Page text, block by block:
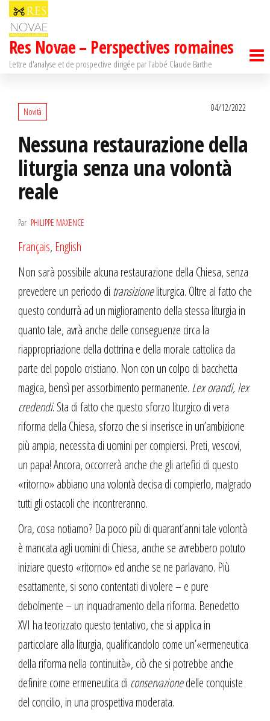
Passer
contenu
Res Novae – Perspectives romaines
Lettre d'analyse et de prospective dirigée par l'abbé Claude Barthe
Novità 04/12/2022
Nessuna restaurazione della
liturgia senza una volontà
reale
Par PHILIPPE MAXENCE
Français, English
Non sarà possibile alcuna restaurazione della Chiesa, senza
prevedere un periodo di transizioneliturgica. Oltre al fatto che
questo condurrà ad un miglioramento della stessa liturgia in
quanto tale, avrà anche delle conseguenze circa la
riappropriazione della dottrina e della morale cattolica da
parte del popolo cristiano. Non con un colpo di bacchetta
magica, bensì per assorbimento permanente. Lex orandi, lex
credendi. Sta di fatto che questo sforzo liturgico di vera
riforma della Chiesa, sforzo che si inserisce in un’ambizione
più ampia, necessita di uomini per compiersi. Preti, vescovi,
un papa! Ancora, occorrerà anche che gli artefici di questo
«ritorno» abbiano una volontà decisa di compierlo, malgrado
tutti gli ostacoli che incontreranno.
Ora, cosa notiamo? Da poco più di quarant’anni tale volontà
è mancata agli uomini di Chiesa, anche se avrebbero potuto
iniziare questo «ritorno» ed anche se ne parlavano. Più
esattamente, si sono contentati di volere – e pure
debolmente – un inquadramento della riforma. Benedetto
XVI ha teorizzato questo tentativo, che si applica in
particolare alla liturgia, qualificandolo come un’«ermeneutica
della riforma nella continuità», ciò che si potrebbe anche
definire come ermeneutica di conservazionedelle conquiste
del concilio, in una prospettiva moderata.